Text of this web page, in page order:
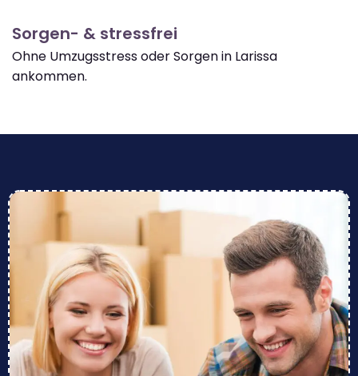
Sorgen- & stressfrei
Ohne Umzugsstress oder Sorgen in Larissa
ankommen.